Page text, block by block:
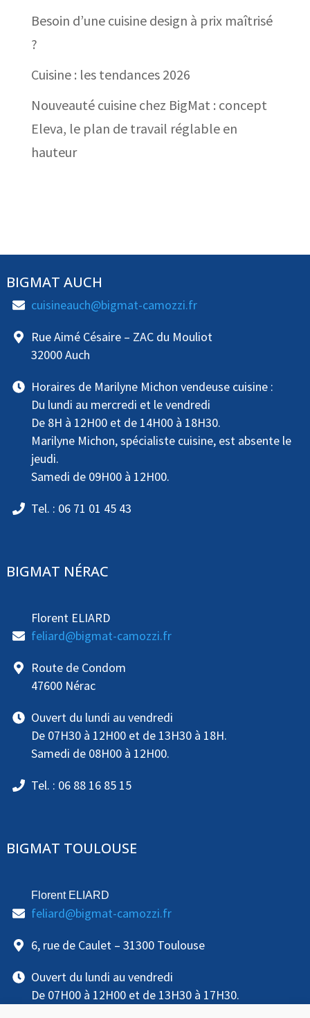
Besoin d’une cuisine design à prix maîtrisé
?
Cuisine : les tendances 2026
Nouveauté cuisine chez BigMat : concept
Eleva, le plan de travail réglable en
hauteur
BIGMAT AUCH
cuisineauch@bigmat-camozzi.fr
Rue Aimé Césaire – ZAC du Mouliot
32000 Auch
Horaires de Marilyne Michon vendeuse cuisine :
Du lundi au mercredi et le vendredi
De 8H à 12H00 et de 14H00 à 18H30.
Marilyne Michon, spécialiste cuisine, est absente le
jeudi.
Samedi de 09H00 à 12H00.
Tel. : 06 71 01 45 43
BIGMAT NÉRAC
Florent ELIARD
feliard@bigmat-camozzi.fr
Route de Condom
47600 Nérac
Ouvert du lundi au vendredi
De 07H30 à 12H00 et de 13H30 à 18H.
Samedi de 08H00 à 12H00.
Tel. : 06 88 16 85 15
BIGMAT TOULOUSE
Florent ELIARD
feliard@bigmat-camozzi.fr
6, rue de Caulet – 31300 Toulouse
Ouvert du lundi au vendredi
De 07H00 à 12H00 et de 13H30 à 17H30.